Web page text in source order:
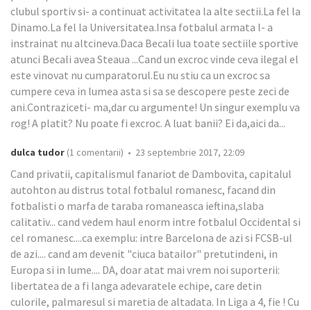
clubul sportiv si- a continuat activitatea la alte sectii.La fel la
Dinamo.La fel la Universitatea.Insa fotbalul armata l- a
instrainat nu altcineva.Daca Becali lua toate sectiile sportive
atunci Becali avea Steaua ...Cand un excroc vinde ceva ilegal el
este vinovat nu cumparatorul.Eu nu stiu ca un excroc sa
cumpere ceva in lumea asta si sa se descopere peste zeci de
ani.Contraziceti- ma,dar cu argumente! Un singur exemplu va
rog! A platit? Nu poate fi excroc. A luat banii? Ei da,aici da...
dulca tudor (1 comentarii) • 23 septembrie 2017, 22:09
Cand privatii, capitalismul fanariot de Dambovita, capitalul
autohton au distrus total fotbalul romanesc, facand din
fotbalisti o marfa de taraba romaneasca ieftina,slaba
calitativ... cand vedem haul enorm intre fotbalul Occidental si
cel romanesc....ca exemplu: intre Barcelona de azi si FCSB-ul
de azi.... cand am devenit "ciuca batailor" pretutindeni, in
Europa si in lume.... DA, doar atat mai vrem noi suporterii:
libertatea de a fi langa adevaratele echipe, care detin
culorile, palmaresul si maretia de altadata. In Liga a 4, fie ! Cu